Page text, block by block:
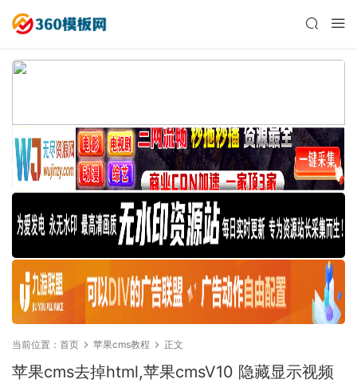
当前位置： 首页 苹果cms教程 正文
苹果cms去掉html,苹果cmsV10 隐藏显示视频